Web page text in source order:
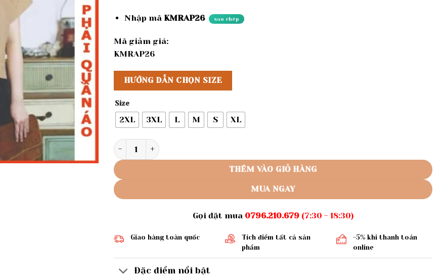
Nhập mã KMRAP26 sao chép
Mã giảm giá:
KMRAP26
HƯỚNG DẪN CHỌN SIZE
Size
2XL 3XL L M S XL
Rập giấy A0 mã 1246 - áo tay liền số lượng
THÊM VÀO GIỎ HÀNG
MUA NGAY
Gọi đặt mua 0796.210.679(7:30 - 18:30)
Giao hàng toàn quốc
Tích điểm tất cả sản
phẩm
-5% khi thanh toán
online
Đặc điểm nổi bật